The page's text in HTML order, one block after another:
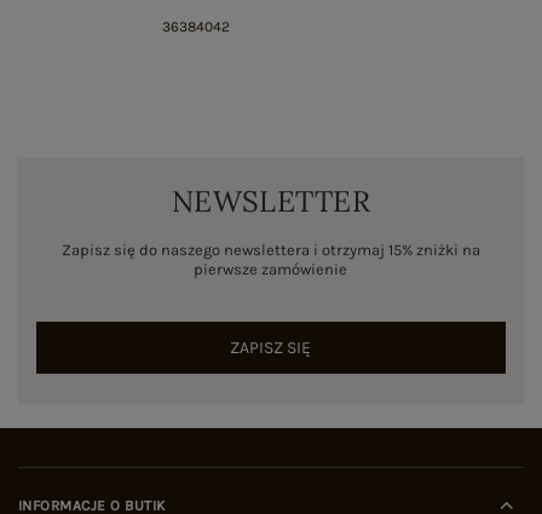
36384042
NEWSLETTER
Zapisz się do naszego newslettera i otrzymaj 15% zniżki na
pierwsze zamówienie
ZAPISZ SIĘ
INFORMACJE O BUTIK